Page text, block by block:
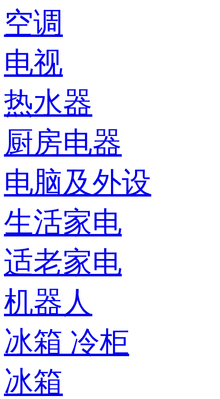
空调
电视
热水器
厨房电器
电脑及外设
生活家电
适老家电
机器人
冰箱 冷柜
冰箱